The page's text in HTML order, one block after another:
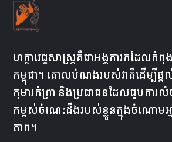
ហត្ថាវេជ្ជសាស្ត្រគឺជា​អង្គការ​ក​ដែល​កំពុ
កម្ពុជា។ គោលបំណងរបស់វាគឺដើម្បីផ្ត
កុមារកំព្រា និងប្រជាជនដែលជួបការ
កម្ពស់ចំណេះដឹងរបស់ខ្លួនក្នុងចំណោមអ្
ភាព។